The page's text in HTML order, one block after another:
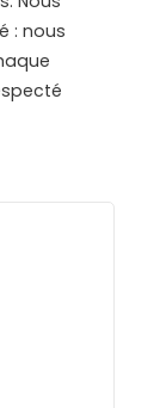
: nous